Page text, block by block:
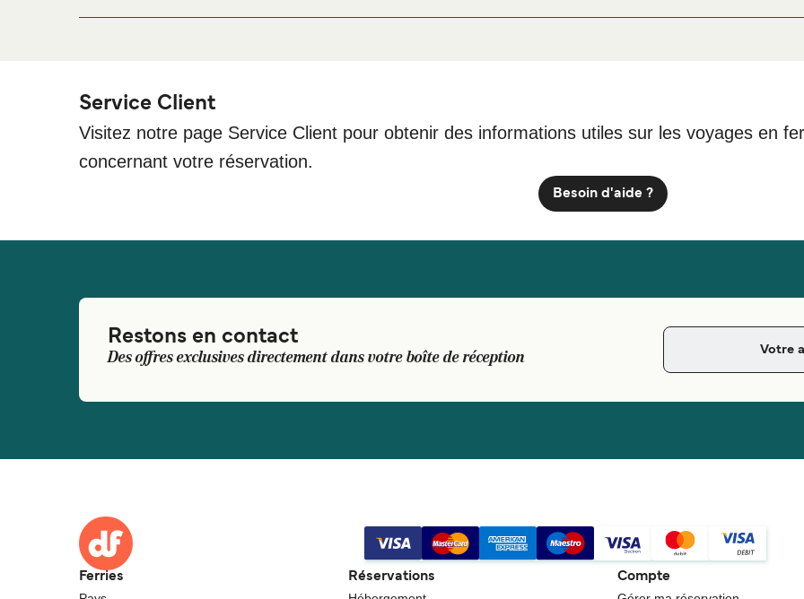
Service Client
Visitez notre page Service Client pour obtenir des informations utiles sur les voyages en
concernant votre réservation.
Besoin d'aide ?
Restons en contact
Des offres exclusives directement dans votre boîte de réception
Ferries Réservations Compte